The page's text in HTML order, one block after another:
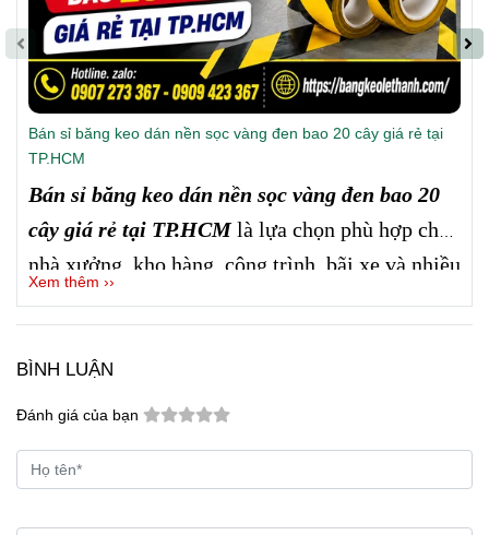
Bán sỉ băng keo dán nền sọc vàng đen bao 20 cây giá rẻ tại
TP.HCM
Bán sỉ băng keo dán nền sọc vàng đen bao 20
cây giá rẻ tại TP.HCMlà lựa chọn phù hợp cho
nhà xưởng, kho hàng, công trình, bãi xe và nhiều
đen nổi bật, dễ sử dụng, giá sỉ tốt và hỗ trợ giao
hàng nhanh tại TP.HCM cũng như các tỉnh.
Xem thêm ››
BÌNH LUẬN
Đánh giá của bạn